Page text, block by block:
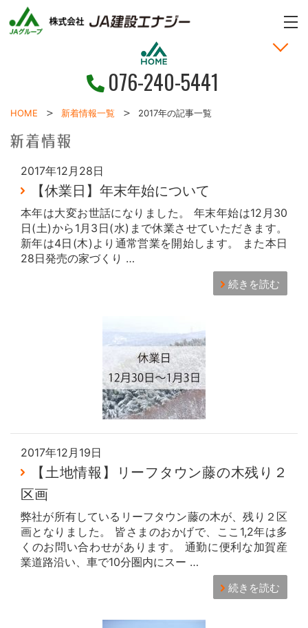
076-240-5441
HOME
新着情報
土地・戸建情報
家づくりの考え方
施工事例
お客様の声
お問い合わせ
HOME 新着情報一覧 2017年の記事一覧
2017年12月28日
【休業日】年末年始について
本年は大変お世話になりました。 年末年始は12月30
日(土)から1月3日(水)まで休業させていただきます。
新年は4日(木)より通常営業を開始します。 また本日
28日発売の家づくり …
続きを読む
2017年12月19日
【土地情報】リーフタウン藤の木残り２
区画
弊社が所有しているリーフタウン藤の木が、残り２区
画となりました。 皆さまのおかげで、ここ1,2年は多
くのお問い合わせがあります。 通勤に便利な加賀産
業道路沿い、車で10分圏内にスー …
続きを読む